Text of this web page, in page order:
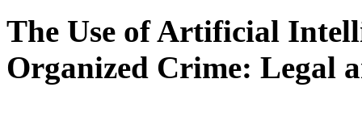
The Use of Artificial
Organized Crime: Legal